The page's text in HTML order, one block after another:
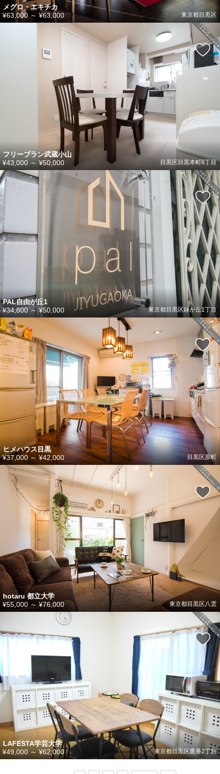
メグロ・エキチカ
東京都目黒区
¥63,000～ ¥63,000
フリープラン武蔵小山
目黒区目黒本町6丁目
¥43,000 ～ ¥50,000
PAL自由が丘1
東京都目黒区緑が丘1丁目
¥34,800～ ¥50,000
ヒメハウス目黒
目黒区原町
¥37,000～ ¥42,000
hotaru 都立大学
東京都目黒区八雲
¥55,000 ～¥76,000
LAFESTA学芸大学
東京都目黒区鷹番2丁目
¥49,000～¥62,000